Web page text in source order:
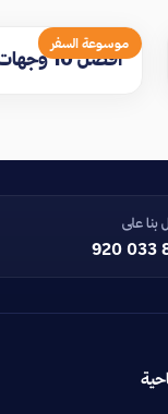
موسوعة السفر
افضل 10 وجهات للسفر في شهر يوليو
بنا على
920 033